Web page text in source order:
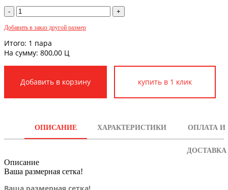
Добавить в заказ другой размер
Итого: 1 пара
На сумму: 800,00 Ц
купить в 1 клик
ОПИСАНИЕ ХАРАКТЕРИСТИКИ ОПЛАТА И
ДОСТАВКА
Описание
Ваша размерная сетка!